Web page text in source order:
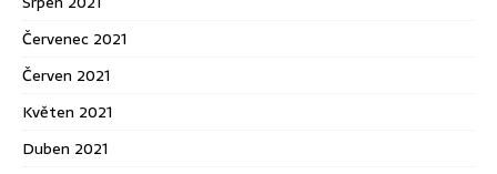
Červenec 2021
Červen 2021
Květen 2021
Duben 2021